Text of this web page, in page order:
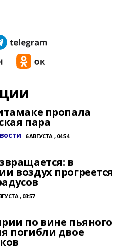
пропала
пара
6 АВГУСТА , 04:54
в
воздух прогреется
, 03:57
по вине пьяного
погибли двое